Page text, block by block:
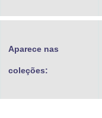
Aparece nas
coleções: